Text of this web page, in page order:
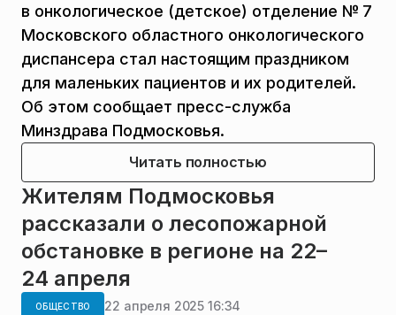
в онкологическое (детское) отделение № 7
Московского областного онкологического
диспансера стал настоящим праздником
для маленьких пациентов и их родителей.
Об этом сообщает пресс-служба
Минздрава Подмосковья.
Читать полностью
Жителям Подмосковья
рассказали о лесопожарной
обстановке в регионе на 22–
24 апреля
ОБЩЕСТВО 22 апреля 2025 16:34